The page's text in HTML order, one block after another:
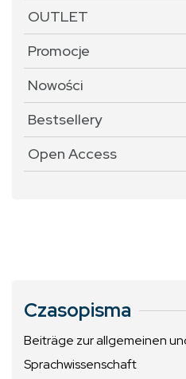
OUTLET
Promocje
Nowości
Bestsellery
Open Access
Czasopisma
Beiträge zur allgemeinen
Sprachwissenschaft